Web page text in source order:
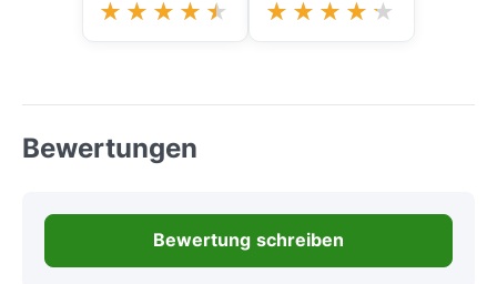
Bewertungen
Bewertung schreiben